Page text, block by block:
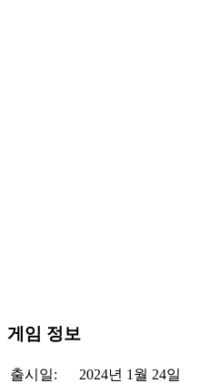
게임 정보
출시일:
2024년 1월 24일